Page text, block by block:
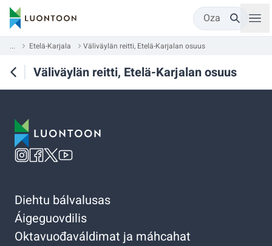
Oza
... Etelä-Karjala Väliväylän reitti, Etelä-Karjalan osuus
Väliväylän reitti, Etelä-Karjalan osuus
Diehtu bálvalusas
Áigeguovdilis
Oktavuođaváldimat ja máhcahat